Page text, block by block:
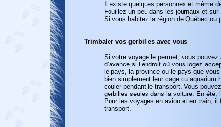
Il existe quelques personnes et même
Fouillez un peu dans les journaux et
Si vous habitez la région de Québec ou
Trimbaler vos gerbilles avec vous
Si votre voyage le permet, vous
d’avance si l’endroit où vous logez
le pays, la province ou le pays que
bien simplement leur cage ou aquarium
couler pendant le transport. Vous
gerbilles seules dans la voiture. En été,
Pour les voyages en avion et en train,
transport.